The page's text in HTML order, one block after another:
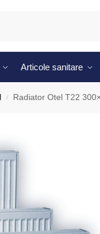
Articole sanitare
/ Radiator Otel T22